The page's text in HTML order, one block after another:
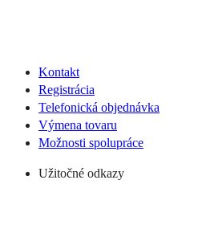
Kontakt
Registrácia
Telefonická objednávka
Výmena tovaru
Možnosti spolupráce
Užitočné odkazy